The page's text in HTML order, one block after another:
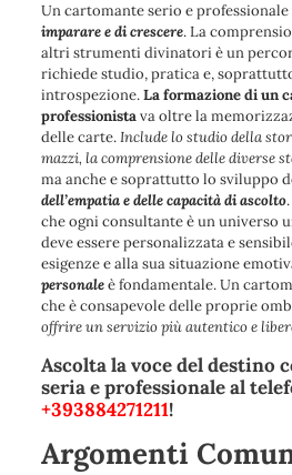
Un cartomante serio e professionale
imparare e di crescere. La
altri strumenti divinatori è un
richiede studio, pratica e,
introspezione.La formazione di un
professionistava oltre la
delle carte.Include lo studio della
mazzi, la comprensione delle diverse
ma anche e soprattutto lo sviluppo
dell’empatia e delle capacità di ascolto
che ogni consultante è un universo
deve essere personalizzata e
esigenze e alla sua situazione
personaleè fondamentale. Un
che è consapevole delle proprie
offrire un servizio più autentico e
Ascolta la voce del destino
seria e professionale al
+393884271211!
Argomenti